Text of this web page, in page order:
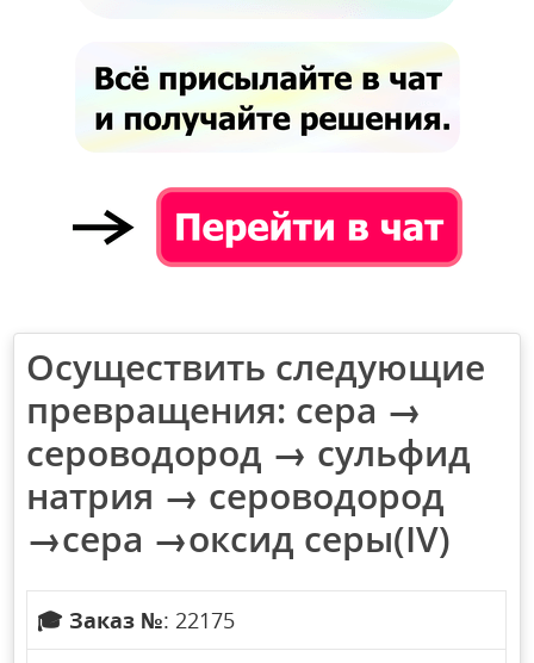
Осуществить следующие
превращения: сера →
сероводород → сульфид
натрия → сероводород
→сера →оксид серы(IV)
🎓 Заказ №: 22175